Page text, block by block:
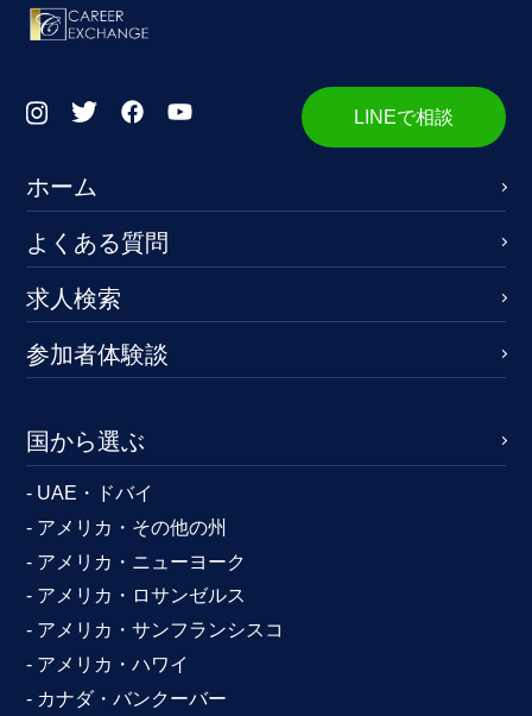
LINEで相談
ホーム
よくある質問
求人検索
参加者体験談
国から選ぶ
- UAE・ドバイ
- アメリカ・その他の州
- アメリカ・ニューヨーク
- アメリカ・ロサンゼルス
- アメリカ・サンフランシスコ
- アメリカ・ハワイ
- カナダ・バンクーバー